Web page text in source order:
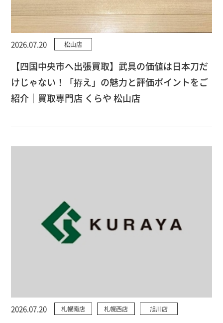
2026.07.20 松山店
【四国中央市へ出張買取】武具の価値は日本刀だ
けじゃない！「拵え」の魅力と評価ポイントをご
紹介｜買取専門店 くらや 松山店
2026.07.20 札幌南店 札幌西店 旭川店